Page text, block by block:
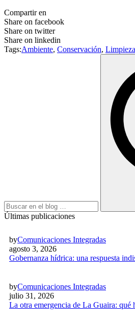
Compartir en
Share on facebook
Share on twitter
Share on linkedin
Tags:Ambiente, Conservación, Limpieza
Últimas publicaciones
byComunicaciones Integradas
agosto 3, 2026
Gobernanza hídrica: una respuesta
byComunicaciones Integradas
julio 31, 2026
La otra emergencia de La Guaira: qué